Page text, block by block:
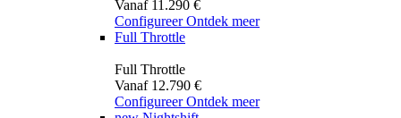
Vanaf 11.290 €
Configureer Ontdek meer
Full Throttle
Full Throttle
Vanaf 12.790 €
Configureer Ontdek meer